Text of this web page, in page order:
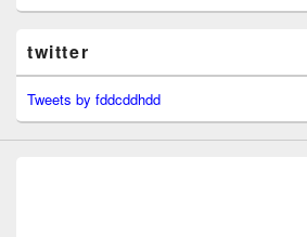
twitter
Tweets by fddcddhdd